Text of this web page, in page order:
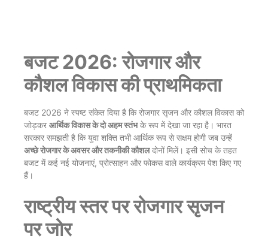
बजट 2026: रोजगार और
कौशल विकास की प्राथमिकता
बजट 2026 ने स्पष्ट संकेत दिया है कि रोजगार सृजन और कौशल विकास को
जोड़कर आर्थिक विकास के दो अहम स्तंभके रूप में देखा जा रहा है। भारत
सरकार समझती है कि युवा शक्ति तभी आर्थिक रूप से सक्षम होगी जब उन्हें
अच्छे रोजगार के अवसर और तकनीकी कौशलदोनों मिलें। इसी सोच के तहत
बजट में कई नई योजनाएं, प्रोत्साहन और फोकस वाले कार्यक्रम पेश किए गए
हैं।
राष्ट्रीय स्तर पर रोजगार सृजन
पर जोर